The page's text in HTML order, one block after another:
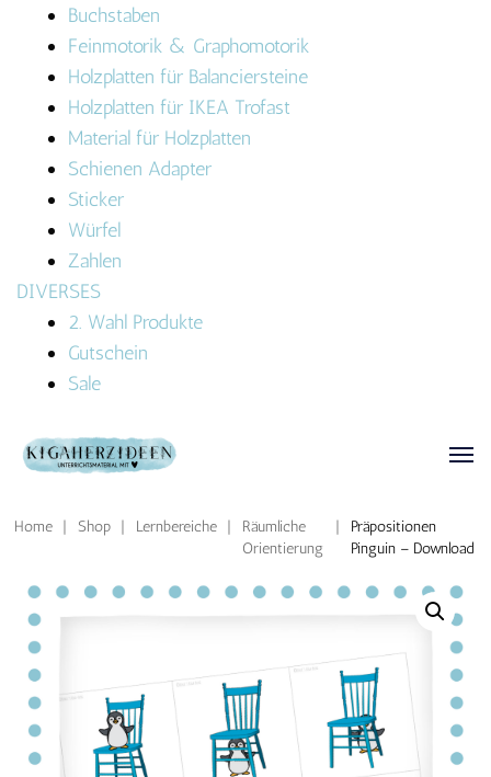
Buchstaben
Feinmotorik & Graphomotorik
Holzplatten für Balanciersteine
Holzplatten für IKEA Trofast
Material für Holzplatten
Schienen Adapter
Sticker
Würfel
Zahlen
DIVERSES
2. Wahl Produkte
Gutschein
Sale
Home | Shop | Lernbereiche |
Räumliche
Orientierung
|
Präpositionen
Pinguin – Download